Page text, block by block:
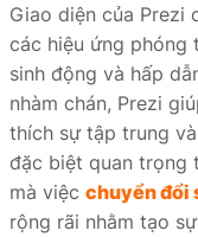
Giao diện của Prezi
các hiệu ứng phóng
sinh động và hấp
nhàm chán, Prezi
thích sự tập trung
đặc biệt quan trọng
mà việc chuyển đổi
rộng rãi nhằm tạo